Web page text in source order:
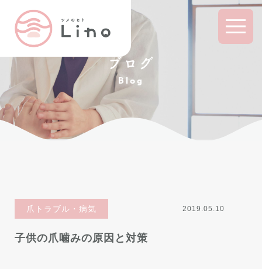
ブログ
Blog
爪トラブル・病気 2019.05.10
子供の爪噛みの原因と対策